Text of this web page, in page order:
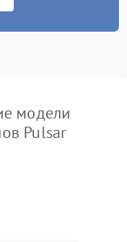
модели
Pulsar